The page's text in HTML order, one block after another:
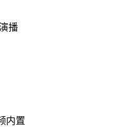
播
内置